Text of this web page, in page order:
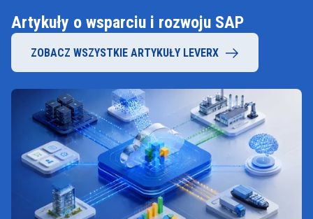
Artykuły o wsparciu i rozwoju SAP
ZOBACZ WSZYSTKIE ARTYKUŁY LEVERX